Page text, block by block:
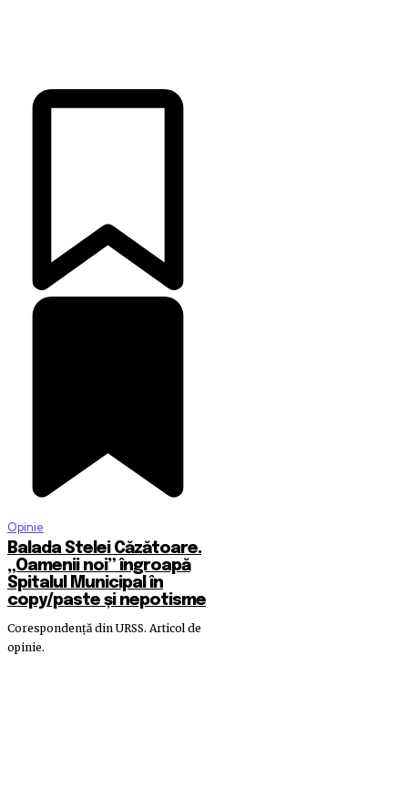
Opinie
Balada Stelei Căzătoare.
„Oamenii noi” îngroapă
Spitalul Municipal în
copy/paste și nepotisme
Corespondență din URSS. Articol de
opinie.